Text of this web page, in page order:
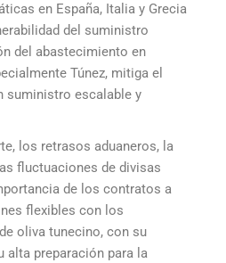
en España, Italia y Grecia
del suministro
del abastecimiento en
Túnez, mitiga el
suministro escalable y
los retrasos aduaneros, la
fluctuaciones de divisas
de los contratos a
flexibles con los
oliva tunecino, con su
alta preparación para la